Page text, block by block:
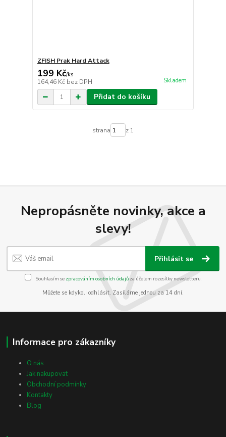
ZFISH Prak Hard Attack
199 Kč/ks
164,46 Kč bez DPH Skladem
Přidat do košíku
strana z 1
Nepropásněte novinky, akce a
slevy!
Přihlásit se
Souhlasím se zpracováním osobních údajůza účelem rozesílky newsletteru.
Můžete se kdykoli odhlásit. Zasíláme jednou za 14 dní.
Informace pro zákazníky
O nás
Jak nakupovat
Obchodní podmínky
Kontakty
Blog